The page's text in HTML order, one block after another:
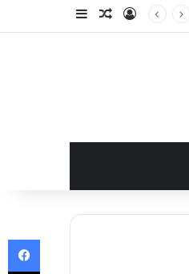
تسجيل الدخولمقال عشوائي